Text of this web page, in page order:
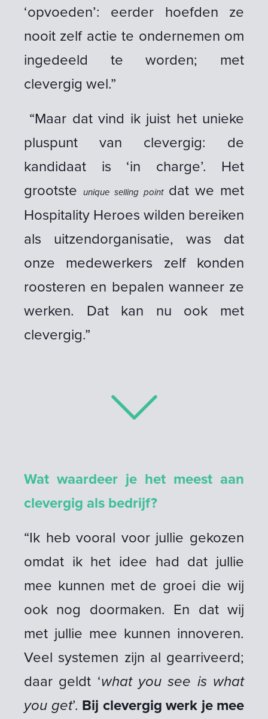
‘opvoeden’: eerder hoefden ze
nooit zelf actie te ondernemen om
ingedeeld te worden; met
clevergig wel.”
“Maar dat vind ik juist het unieke
pluspunt van clevergig: de
kandidaat is ‘in charge’. Het
grootste unique selling pointdat we met
Hospitality Heroes wilden bereiken
als uitzendorganisatie, was dat
onze medewerkers zelf konden
roosteren en bepalen wanneer ze
werken. Dat kan nu ook met
clevergig.”
Wat waardeer je het meest aan
clevergig als bedrijf?
“Ik heb vooral voor jullie gekozen
omdat ik het idee had dat jullie
mee kunnen met de groei die wij
ook nog doormaken. En dat wij
met jullie mee kunnen innoveren.
Veel systemen zijn al gearriveerd;
daar geldt ‘what you see is what
you get’. Bij clevergig werk je mee